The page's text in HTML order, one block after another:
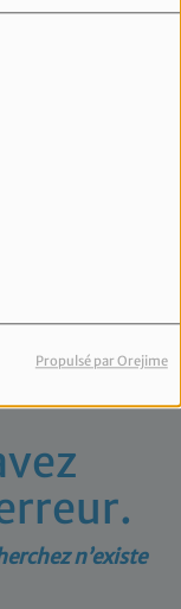
Propulsé par Orejime
n’existe